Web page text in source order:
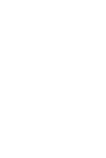
APOLLO
Південний
APOLLO
вулиця